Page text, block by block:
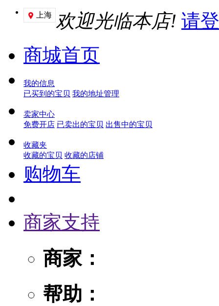
 上海 欢迎光临本店! 请
商城首页
我的信息
已买到的宝贝 我的地址管理
卖家中心
免费开店 已卖出的宝贝 出售中的宝贝
收藏夹
收藏的宝贝 收藏的店铺
购物车
商家支持
商家：
帮助：